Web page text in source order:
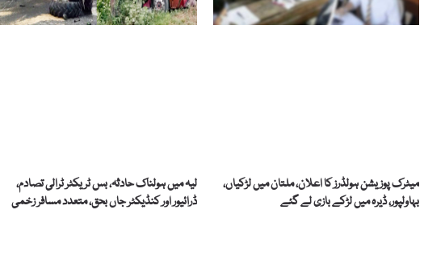
لیہ میں ہولناک حادثہ، بس ٹریکٹر ٹرالی تصادم،
ڈرائیور اور کنڈیکٹر جاں بحق، متعدد مسافر زخمی
میٹرک پوزیشن ہولڈرز کا اعلان، ملتان میں لڑکیاں،
بہاولپور، ڈیرہ میں لڑکے بازی لے گئے